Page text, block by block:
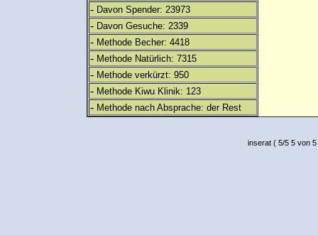
- Davon Spender: 23973
- Davon Gesuche: 2339
- Methode Becher: 4418
- Methode Natürlich: 7315
- Methode verkürzt: 950
- Methode Kiwu Klinik: 123
- Methode nach Absprache: der Rest
inserat( 5/5 5 von 5